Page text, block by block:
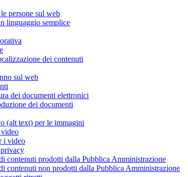
persone sul web
linguaggio semplice
dei contenuti
sul web
dei documenti elettronici
dei documenti
(alt text) per le immagini
i video
contenuti prodotti dalla Pubblica Amministrazione
contenuti non prodotti dalla Pubblica Amministrazione